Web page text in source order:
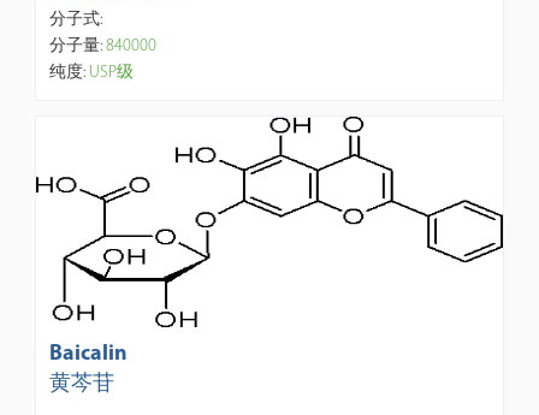
分子式:
分子量:840000
纯度: USP级
Baicalin
黄芩苷